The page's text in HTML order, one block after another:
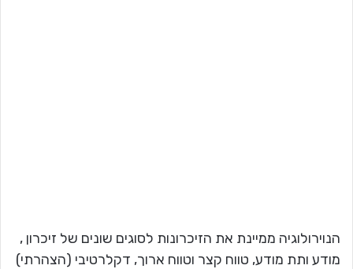
הנוירולוגיה ממיינת את הזיכרונות לסוגים שונים של זיכרון ,
מודע ותת מודע, טווח קצר וטווח ארוך, דקלרטיבי (הצהרתי)